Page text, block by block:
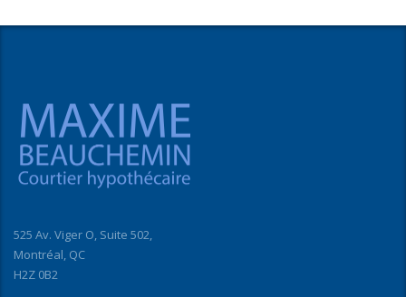
525 Av. Viger O, Suite 502,
Montréal, QC
H2Z 0B2